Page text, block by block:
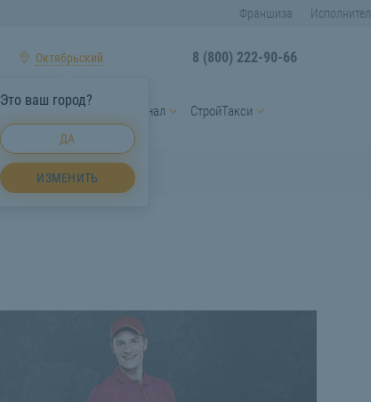
Франшиза
Октябрьский
Это ваш город?
ДА
ИЗМЕНИТЬ
8 (800) 222-90-66
спецтехники Персонал СтройТакси